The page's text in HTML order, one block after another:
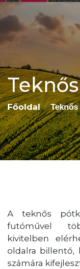
Főoldal
A teknős
futóművel
kivitelben
oldalra billentő,
számára